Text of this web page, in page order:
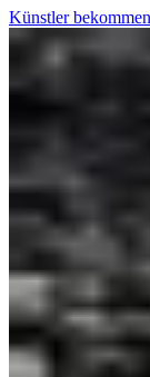
Künstler